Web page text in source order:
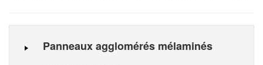
Panneaux agglomérés mélaminés